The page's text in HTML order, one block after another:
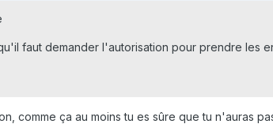
faut demander l'autorisation pour prendre les
comme ça au moins tu es sûre que tu n'auras